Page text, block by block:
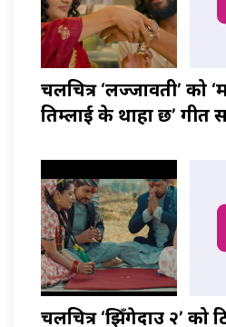
चलचित्र ‘लज्जावती’ को
तिम्लाई के थाहा छ’ गीत
चलचित्र ‘झिँगेदाउ २’ को